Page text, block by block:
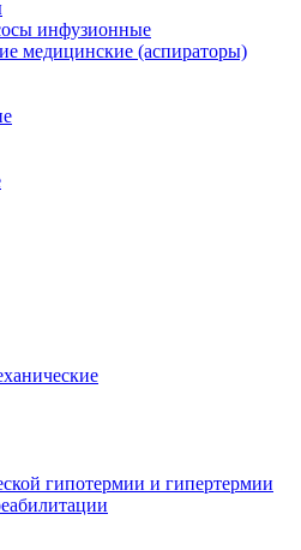
инфузионные
медицинские (аспираторы)
гипотермии и гипертермии